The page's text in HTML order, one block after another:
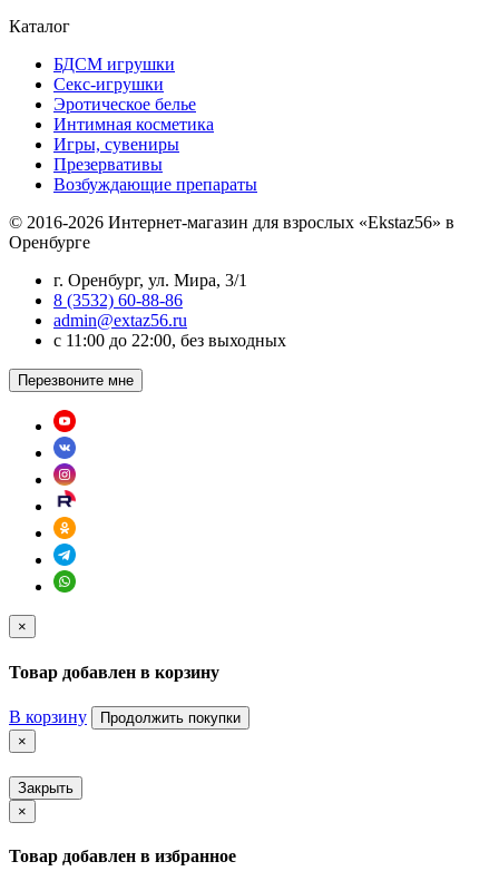
Каталог
БДСМ игрушки
Секс-игрушки
Эротическое белье
Интимная косметика
Игры, сувениры
Презервативы
Возбуждающие препараты
© 2016-2026 Интернет-магазин для взрослых «Ekstaz56» в
Оренбурге
г. Оренбург, ул. Мира, 3/1
8 (3532) 60-88-86
admin@extaz56.ru
c 11:00 до 22:00, без выходных
Перезвоните мне
×
Товар добавлен в корзину
В корзину
Продолжить покупки
×
Закрыть
×
Товар добавлен в избранное